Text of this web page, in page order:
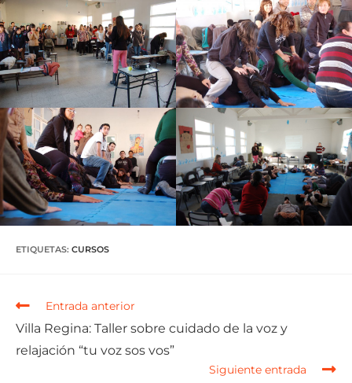
ETIQUETAS: CURSOS
Entrada anterior
Villa Regina: Taller sobre cuidado de la voz y
relajación “tu voz sos vos”
Siguiente entrada